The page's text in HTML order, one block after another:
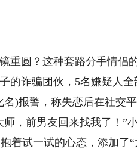
圆？这种套路分手情侣
的诈骗团伙，5名嫌疑人全
报警，称失恋后在社交平
，前男友回来找我了！”
着试一试的心态，添加了